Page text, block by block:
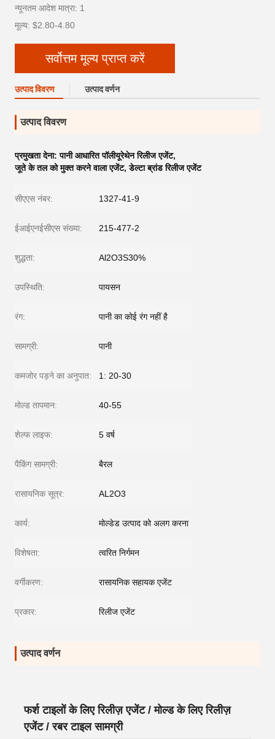
न्यूनतम आदेश मात्रा: 1
मूल्य: $2.80-4.80
सर्वोत्तम मूल्य प्राप्त करें
उत्पाद विवरण उत्पाद वर्णन
उत्पाद विवरण
प्रमुखता देना:पानी आधारित पॉलीयूरेथेन रिलीज एजेंट,
जूते के तल को मुक्त करने वाला एजेंट,डेल्टा ब्रांड रिलीज एजेंट
सीएएस नंबर: 1327-41-9
ईआईएनईसीएस संख्या: 215-477-2
शुद्धता: Al2O3S30%
उपस्थिति: पायसन
रंग: पानी का कोई रंग नहीं है
सामग्री: पानी
कमजोर पड़ने का अनुपात: 1: 20-30
मोल्ड तापमान: 40-55
शेल्फ लाइफ: 5 वर्ष
पैकिंग सामग्री: बैरल
रासायनिक सूत्र: AL2O3
कार्य: मोल्डेड उत्पाद को अलग करना
विशेषता: त्वरित निर्गमन
वर्गीकरण: रासायनिक सहायक एजेंट
प्रकार: रिलीज एजेंट
उत्पाद वर्णन
फर्श टाइलों के लिए रिलीज़ एजेंट / मोल्ड के लिए रिलीज़
एजेंट / रबर टाइल सामग्री